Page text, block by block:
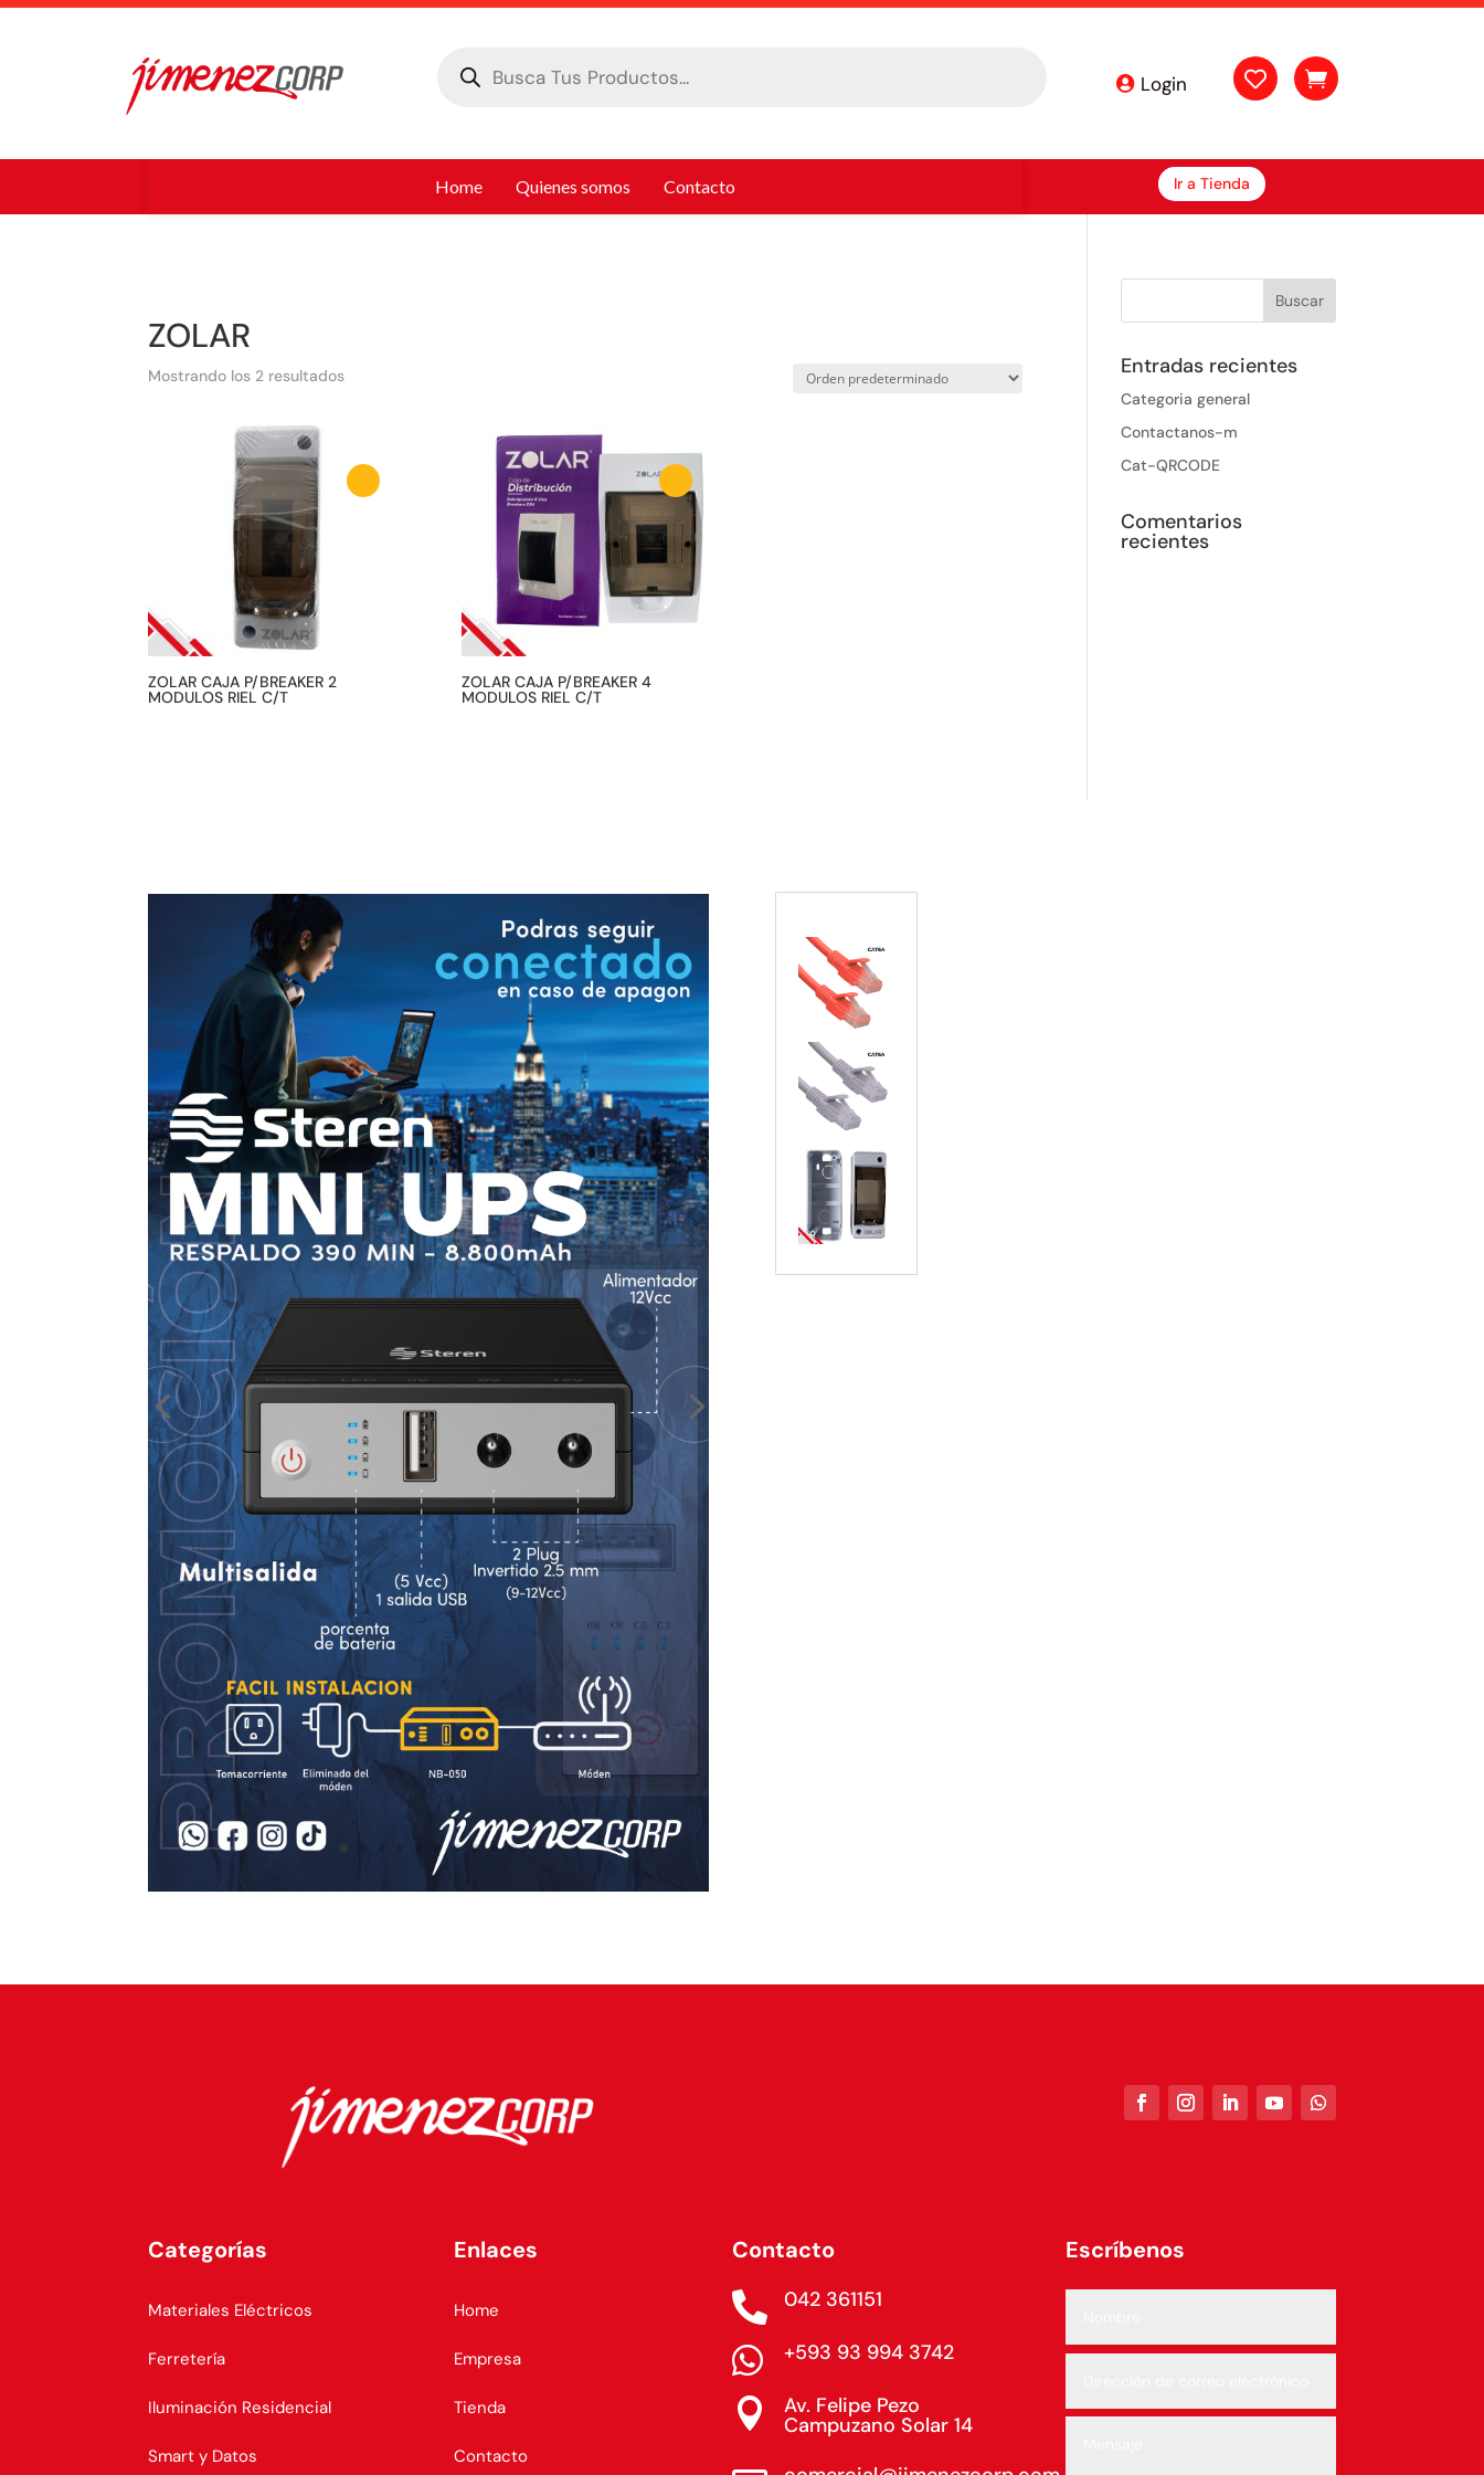
productos Login  
Home Quienes somos Contacto Ir a Tienda
ZOLAR
Mostrando los 2 resultados
ZOLAR CAJA P/BREAKER 2
MODULOS RIEL C/T
ZOLAR CAJA P/BREAKER 4
MODULOS RIEL C/T
Entradas recientes
Categoria general
Contactanos-m
Cat-QRCODE
Comentarios
recientes
Categorías
Materiales Eléctricos
Ferretería
Iluminación Residencial
Smart y Datos
Enlaces
Home
Empresa
Tienda
Contacto
Contacto
 042 361151
 +593 93 994 3742
 Av. Felipe Pezo
Campuzano Solar 14
Escríbenos